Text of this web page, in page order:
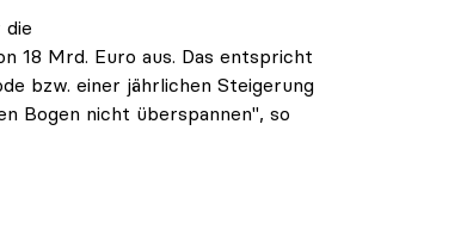
die
18 Mrd. Euro aus. Das entspricht
bzw. einer jährlichen Steigerung
Bogen nicht überspannen", so